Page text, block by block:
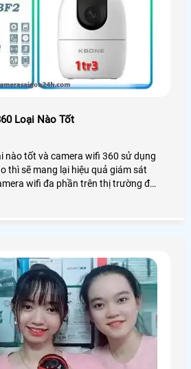
Loại Nào Tốt
nào tốt và camera wifi 360 sử dụng
thì sẽ mang lại hiệu quả giám sát